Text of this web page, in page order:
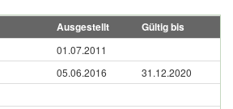
Ausgestellt Gültig bis
01.07.2011
05.06.2016
31.12.2020